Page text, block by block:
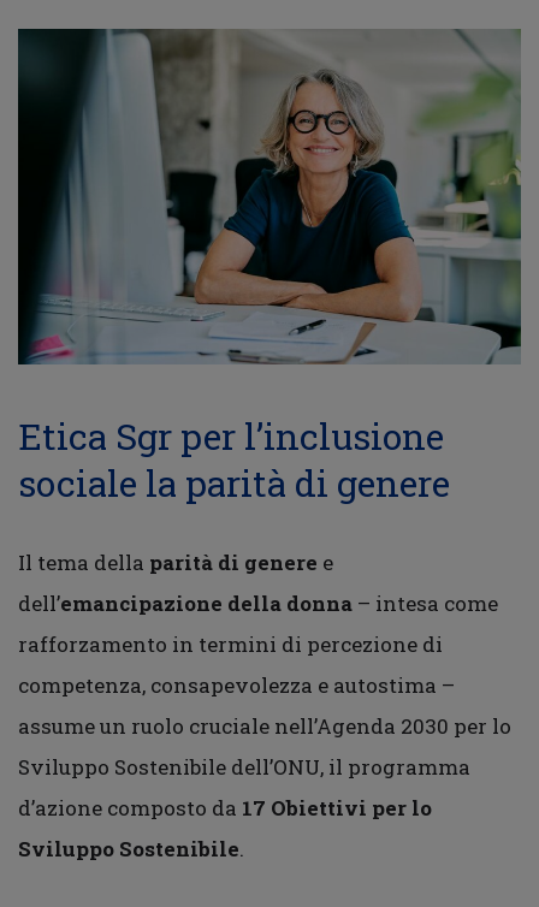
Etica Sgr per l’inclusione
sociale la parità di genere
Il tema della parità di genere e
dell’emancipazione della donna – intesa come
rafforzamento in termini di percezione di
competenza, consapevolezza e autostima –
assume un ruolo cruciale nell’Agenda 2030 per lo
Sviluppo Sostenibile dell’ONU, il programma
d’azione composto da 17 Obiettivi per lo
Sviluppo Sostenibile.